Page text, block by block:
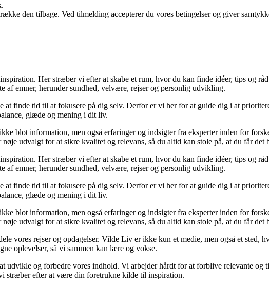
den tilbage. Ved tilmelding accepterer du vores betingelser og giver
Her stræber vi efter at skabe et rum, hvor du kan finde idéer, tips og
af emner, herunder sundhed, velvære, rejser og personlig udvikling.
at finde tid til at fokusere på dig selv. Derfor er vi her for at guide dig i at
glæde og mening i dit liv.
blot information, men også erfaringer og indsigter fra eksperter inden for
udvalgt for at sikre kvalitet og relevans, så du altid kan stole på, at du får det
Her stræber vi efter at skabe et rum, hvor du kan finde idéer, tips og
af emner, herunder sundhed, velvære, rejser og personlig udvikling.
at finde tid til at fokusere på dig selv. Derfor er vi her for at guide dig i at
glæde og mening i dit liv.
blot information, men også erfaringer og indsigter fra eksperter inden for
udvalgt for at sikre kvalitet og relevans, så du altid kan stole på, at du får det
vores rejser og opdagelser. Vilde Liv er ikke kun et medie, men også et sted,
oplevelser, så vi sammen kan lære og vokse.
udvikle og forbedre vores indhold. Vi arbejder hårdt for at forblive relevante og
stræber efter at være din foretrukne kilde til inspiration.